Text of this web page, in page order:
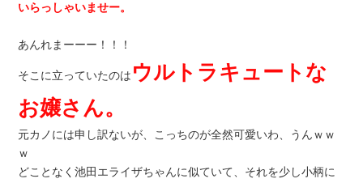
いらっしゃいませー。
あんれまーーー！！！
そこに立っていたのは ウルトラキュートな
お嬢さん。
元カノには申し訳ないが、こっちのが全然可愛いわ、うんｗｗ
ｗ
どことなく池田エライザちゃんに似ていて、それを少し小柄に